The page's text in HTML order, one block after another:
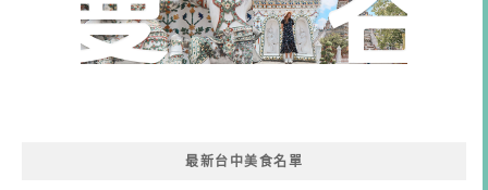
最新台中美食名單